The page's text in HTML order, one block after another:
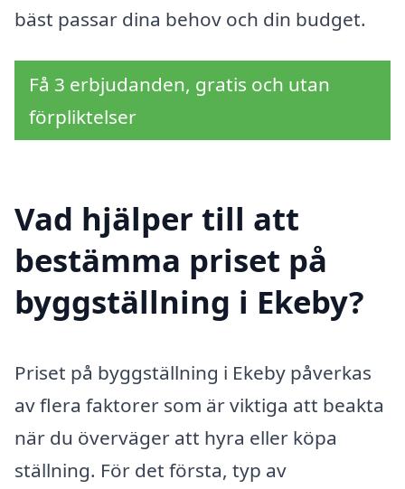
bäst passar dina behov och din budget.
Få 3 erbjudanden, gratis och utan
förpliktelser
Vad hjälper till att
bestämma priset på
byggställning i Ekeby?
Priset på byggställning i Ekeby påverkas
av flera faktorer som är viktiga att beakta
när du överväger att hyra eller köpa
ställning. För det första, typ av